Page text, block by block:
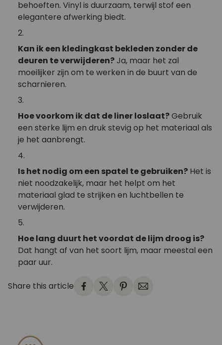
behoeften. Vinyl is duurzaam, terwijl stof een
elegantere afwerking biedt.
Kan ik een kledingkast bekleden zonder de
deuren te verwijderen?Ja, maar het zal
moeilijker zijn om te werken in de buurt van de
scharnieren.
Hoe voorkom ik dat de liner loslaat?Gebruik
een sterke lijm en druk stevig op het materiaal als
je het aanbrengt.
Is het nodig om een spatel te gebruiken? Het is
niet noodzakelijk, maar het helpt om het
materiaal glad te strijken en luchtbellen te
verwijderen.
Hoe lang duurt het voordat de lijm droog is?
Dat hangt af van het soort lijm, maar meestal een
paar uur.
Share this article